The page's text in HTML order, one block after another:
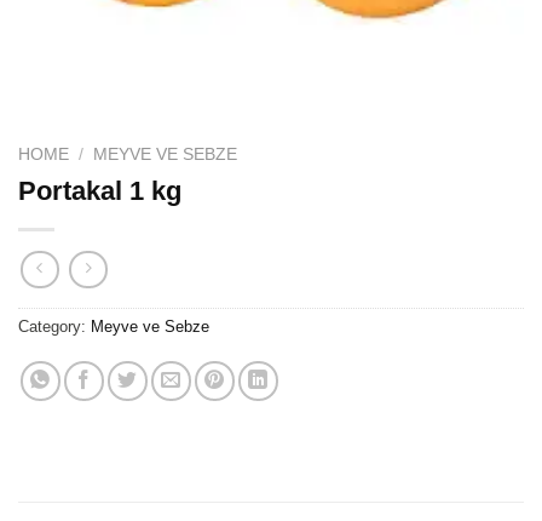
HOME / MEYVE VE SEBZE
Portakal 1 kg
Category: Meyve ve Sebze